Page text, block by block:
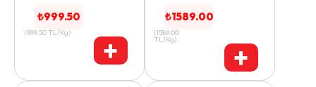
₺999.50
(999.50 TL/Kg) +
₺1589.00
(1589.00
TL/Kg) +